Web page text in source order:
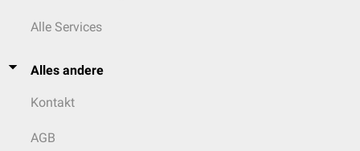
Alle Services
Alles andere
Kontakt
AGB